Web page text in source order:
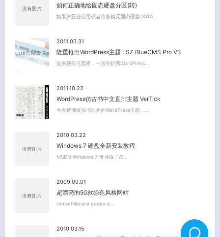
没有图片 如何正确地给固态硬盘分区(转)
如果您正在使用或者准备购买固态硬盘(SSD)…
2011.03.31
隆重推出WordPress主题 LSZ BlueCMS Pro V3
近来我有点蛋疼，一直在折腾WordPress…
2011.10.22
WordPress仿古书中文直排主题 VerTick
今天帮朋友找书法类的WordPress主题，…
没有图片
2010.03.22
Windows 7 硬盘全新安装教程
MSDN Windows 7 专业版 | W…
没有图片
2009.09.01
超漂亮的50款绿色风格网站
ronischildcare yodaa e…
2010.03.15